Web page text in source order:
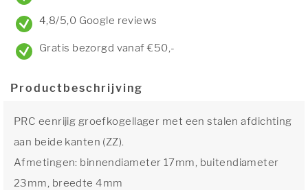
4,8/5,0 Google reviews
Gratis bezorgd vanaf €50,-
Productbeschrijving
PRC eenrijig groefkogellager met een stalen afdichting
aan beide kanten (ZZ).
Afmetingen: binnendiameter 17mm, buitendiameter
23mm, breedte 4mm